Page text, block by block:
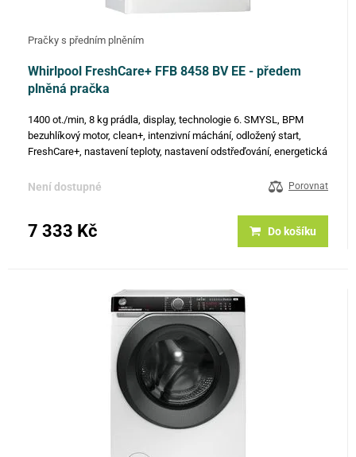
Pračky s předním plněním
Whirlpool FreshCare+ FFB 8458 BV EE - předem
plněná pračka
1400 ot./min, 8 kg prádla, display, technologie 6. SMYSL, BPM
bezuhlíkový motor, clean+, intenzivní máchání, odložený start,
FreshCare+, nastavení teploty, nastavení odstřeďování, energetická
Není dostupné Porovnat
7 333 Kč Do košíku